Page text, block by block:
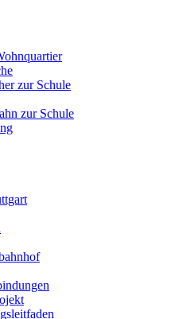
zur Schule
zur Schule